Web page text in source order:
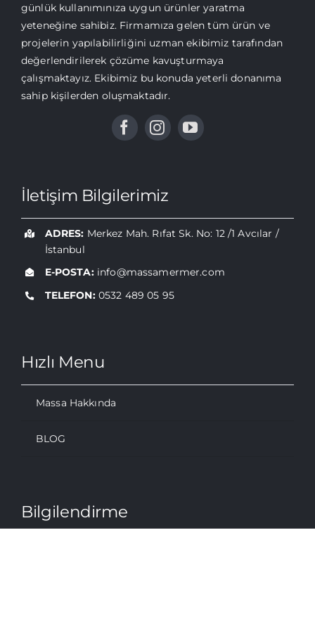
günlük kullanımınıza uygun ürünler yaratma
yeteneğine sahibiz. Firmamıza gelen tüm ürün ve
projelerin yapılabilirliğini uzman ekibimiz tarafından
değerlendirilerek çözüme kavuşturmaya
çalışmaktayız. Ekibimiz bu konuda yeterli donanıma
sahip kişilerden oluşmaktadır.
İletişim Bilgilerimiz
ADRES: Merkez Mah. Rıfat Sk. No: 12 /1 Avcılar /
İstanbul
E-POSTA: info@massamermer.com
TELEFON: 0532 489 05 95
Hızlı Menu
Massa Hakkında
BLOG
Bilgilendirme